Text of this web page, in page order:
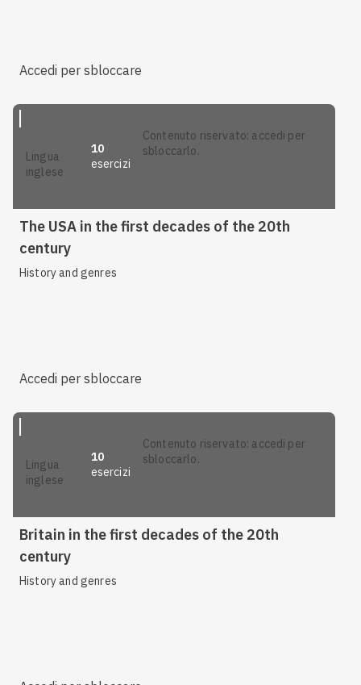
Accedi per sbloccare
lingua
inglese
10
esercizi
contenuto riservato: accedi per
sbloccarlo.
The USA in the first decades of the 20th
century
History and genres
Accedi per sbloccare
lingua
inglese
10
esercizi
contenuto riservato: accedi per
sbloccarlo.
Britain in the first decades of the 20th
century
History and genres